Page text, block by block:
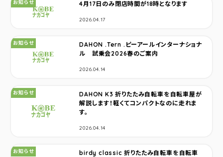
4月17日のみ閉店時間が18時となります
お知らせ
2026.04.17
DAHON .Tern .ピーアールインターナショナ
ル 試乗会2026春のご案内
カテゴリ：
お知らせ
2026.04.14
DAHON K3 折りたたみ自転車を自転車屋が
解説します！軽くてコンパクトなのに走れま
す。
カテゴリ：
お知らせ
2026.04.14
birdy classic 折りたたみ自転車を自転車
カテゴリ：
お知らせ